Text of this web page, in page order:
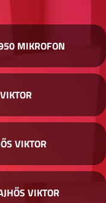
MIKROFON
VIKTOR
VIKTOR